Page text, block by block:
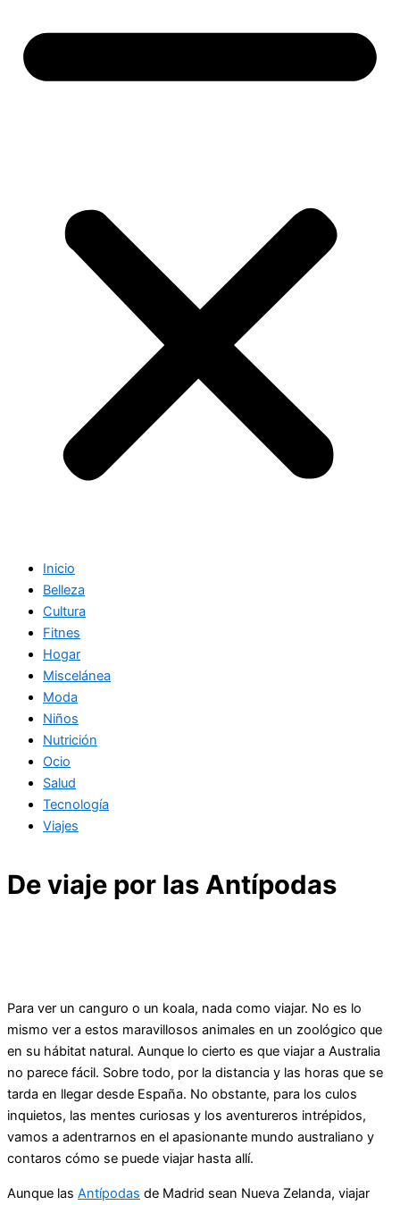
Inicio
Belleza
Cultura
Fitnes
Hogar
Miscelánea
Moda
Niños
Nutrición
Ocio
Salud
Tecnología
Viajes
De viaje por las Antípodas
Para ver un canguro o un koala, nada como viajar. No es lo
mismo ver a estos maravillosos animales en un zoológico que
en su hábitat natural. Aunque lo cierto es que viajar a Australia
no parece fácil. Sobre todo, por la distancia y las horas que se
tarda en llegar desde España. No obstante, para los culos
inquietos, las mentes curiosas y los aventureros intrépidos,
vamos a adentrarnos en el apasionante mundo australiano y
contaros cómo se puede viajar hasta allí.
Aunque las Antípodas de Madrid sean Nueva Zelanda, viajar